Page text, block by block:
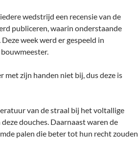
wedstrijd een recensie van de
publiceren, waarin onderstaande
week werd er gespeeld in
met zijn handen niet bij, dus deze is
van de straal bij het voltallige
douches. Daarnaast waren de
palen die beter tot hun recht zouden